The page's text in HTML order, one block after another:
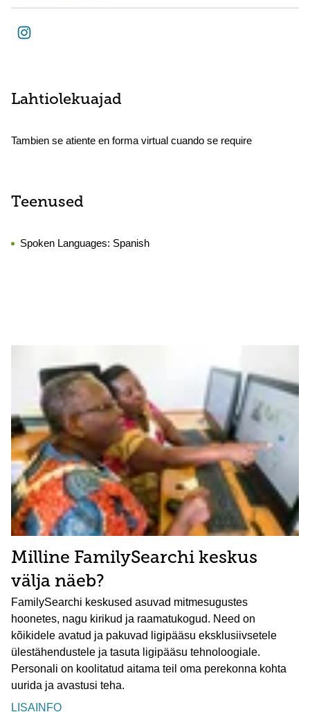
Lahtiolekuajad
Tambien se atiente en forma virtual cuando se require
Teenused
Spoken Languages: Spanish
Milline FamilySearchi keskus
välja näeb?
FamilySearchi keskused asuvad mitmesugustes
hoonetes, nagu kirikud ja raamatukogud. Need on
kõikidele avatud ja pakuvad ligipääsu eksklusiivsetele
ülestähendustele ja tasuta ligipääsu tehnoloogiale.
Personali on koolitatud aitama teil oma perekonna kohta
uurida ja avastusi teha.
LISAINFO